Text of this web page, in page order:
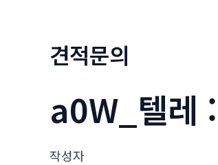
견적문의
a0W_텔레
작성자